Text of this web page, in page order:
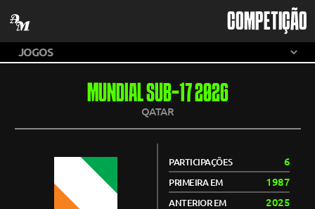
COMPETIÇÃO
MUNDIAL SUB-17 2026
QATAR
PARTICIPAÇÕES 6
PRIMEIRA EM 1987
ANTERIOR EM 2025